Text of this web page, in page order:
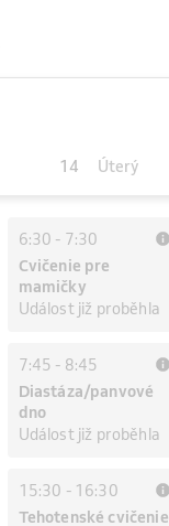
14 Úterý
6:30 - 7:30
Cvičenie pre
mamičky
Událost již proběhla
7:45 - 8:45
Diastáza/panvové
dno
Událost již proběhla
15:30 - 16:30
Tehotenské cvičenie